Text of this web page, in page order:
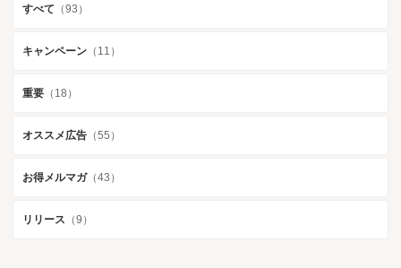
すべて （93）
キャンペーン （11）
重要 （18）
オススメ広告 （55）
お得メルマガ（43）
リリース （9）